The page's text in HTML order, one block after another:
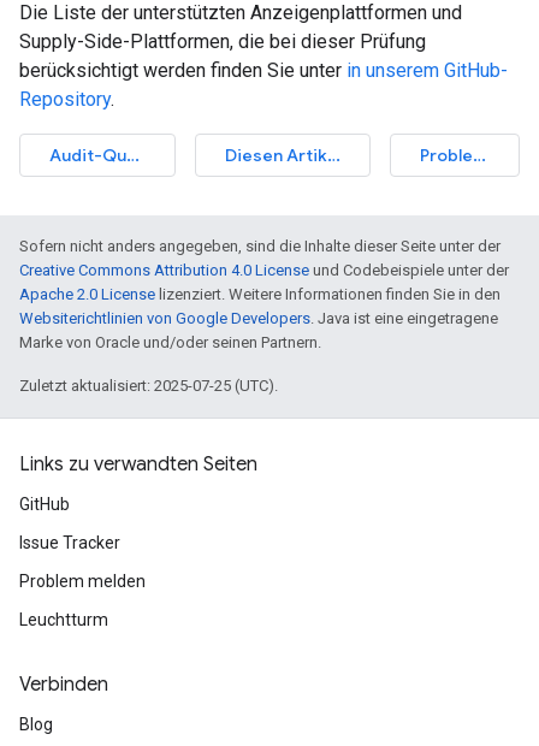
Die Liste der unterstützten Anzeigenplattformen und
Supply-Side-Plattformen, die bei dieser Prüfung
berücksichtigt werden finden Sie unter in unserem GitHub-
Repository.
Audit-Quelle ansehen Diesen Artikel verbessern Problem melden
Sofern nicht anders angegeben, sind die Inhalte dieser Seite unter der
Creative Commons Attribution 4.0 License und Codebeispiele unter der
Apache 2.0 License lizenziert. Weitere Informationen finden Sie in den
Websiterichtlinien von Google Developers. Java ist eine eingetragene
Marke von Oracle und/oder seinen Partnern.
Zuletzt aktualisiert: 2025-07-25 (UTC).
Links zu verwandten Seiten
GitHub
Issue Tracker
Problem melden
Leuchtturm
Verbinden
Blog